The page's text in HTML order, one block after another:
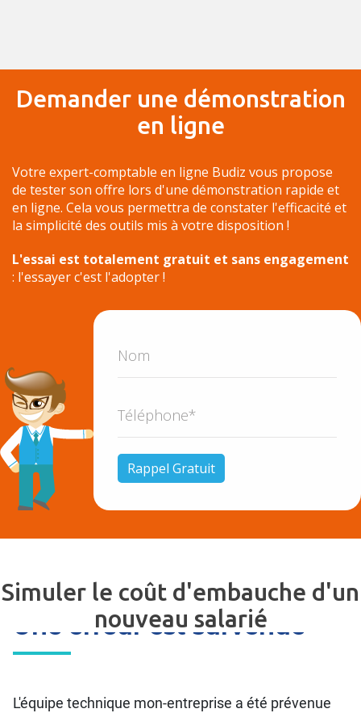
Demander une démonstration
en ligne
Votre expert-comptable en ligne Budiz vous propose
de tester son offre lors d'une démonstration rapide et
en ligne. Cela vous permettra de constater l'efficacité et
la simplicité des outils mis à votre disposition !
L'essai est totalement gratuit et sans engagement
: l'essayer c'est l'adopter !
Simuler le coût d'embauche d'un
nouveau salarié